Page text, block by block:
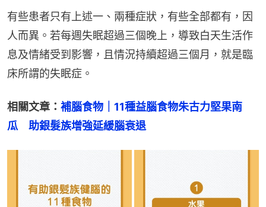
有些患者只有上述一、兩種症狀，有些全部都有，因
人而異。若每週失眠超過三個晚上，導致白天生活作
息及情緒受到影響，且情況持續超過三個月，就是臨
床所謂的失眠症。
相關文章： 補腦食物｜11種益腦食物朱古力堅果南
瓜　助銀髮族增強延緩腦衰退